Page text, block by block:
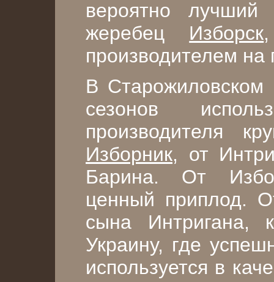
вероятно
жеребец Изборск
производителем
В Старожиловском
сезонов
производителя
Изборник, от
Барина. От
ценный приплод.
сына Интригана,
Украину, где
используется в